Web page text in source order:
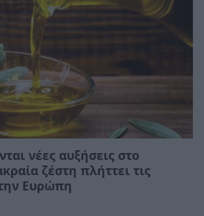
νέες αυξήσεις στο
ζέστη πλήττει τις
Ευρώπη